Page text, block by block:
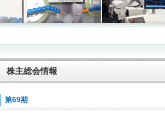
株主総会情報
第69期